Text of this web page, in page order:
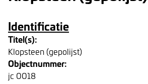
Identificatie
Titel(s):
Klopsteen (gepolijst)
Objectnummer:
jc 0018